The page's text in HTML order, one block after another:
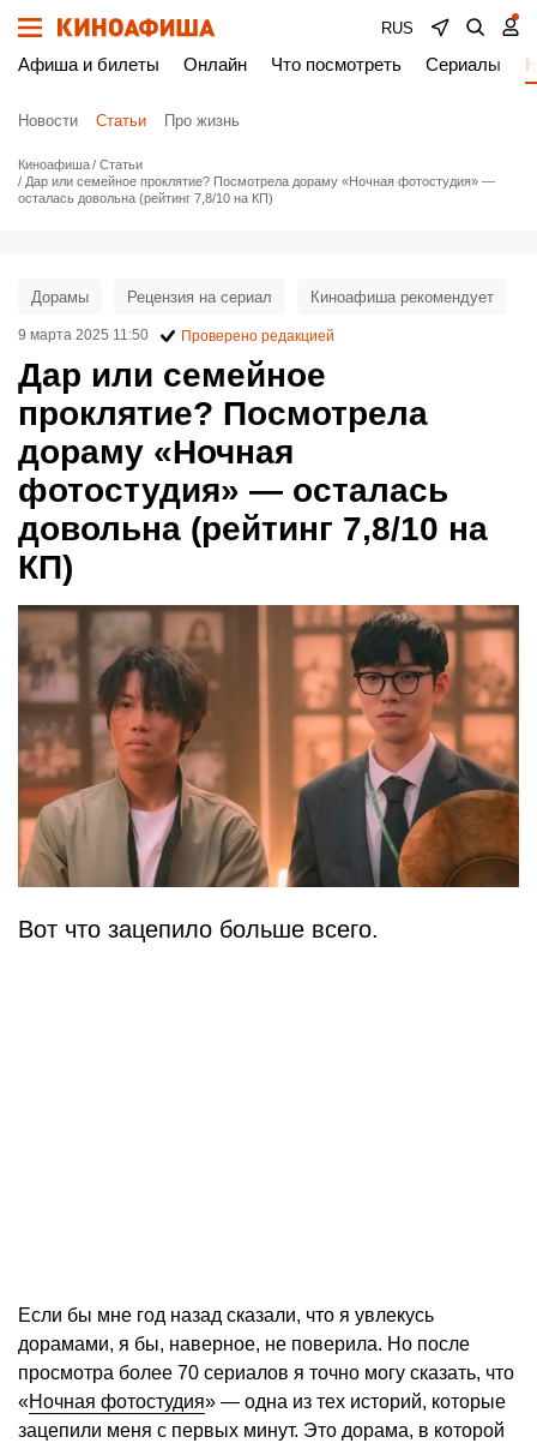
RUS
Афиша и билеты Онлайн Что посмотреть Сериалы
Новости Статьи Про жизнь
Киноафиша
Статьи
Дар или семейное проклятие? Посмотрела дораму «Ночная фотостудия» —
осталась довольна (рейтинг 7,8/10 на КП)
Дар или семейное
проклятие? Посмотрела
дораму «Ночная
фотостудия» — осталась
довольна (рейтинг 7,8/10 на
КП)
Дорамы Рецензия на сериал Киноафиша рекомендует
9 марта 2025 11:50 Проверено редакцией
Вот что зацепило больше всего.
Если бы мне год назад сказали, что я увлекусь
дорамами, я бы, наверное, не поверила. Но после
просмотра более 70 сериалов я точно могу сказать, что
«Ночная фотостудия» — одна из тех историй, которые
зацепили меня с первых минут. Это дорама, в которой